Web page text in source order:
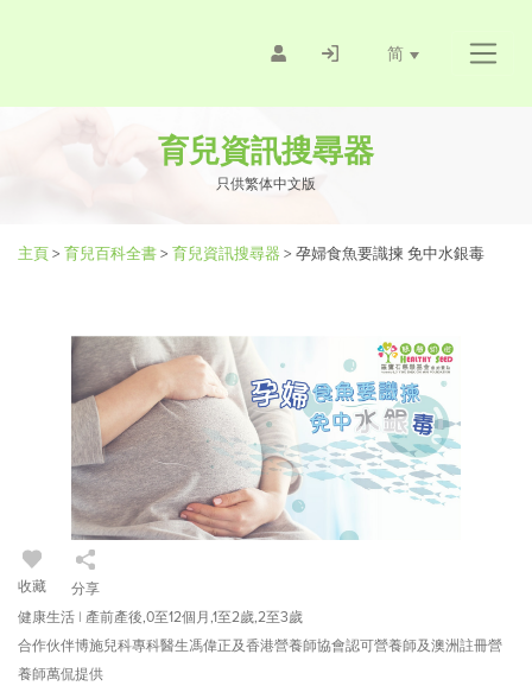
简
育兒資訊搜尋器
只供繁体中文版
主頁> 育兒百科全書> 育兒資訊搜尋器 > 孕婦食魚要識揀 免中水銀毒
收藏
分享
健康生活 | 產前產後,0至12個月,1至2歲,2至3歲
合作伙伴博施兒科專科醫生馮偉正及香港營養師協會認可營養師及澳洲註冊營
養師萬侃提供